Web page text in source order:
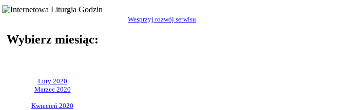
Wesprzyj rozwój serwisu
Wybierz miesiąc:
Luty 2020
Marzec 2020
Kwiecień 2020